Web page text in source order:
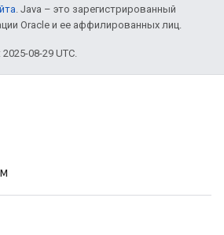
. Java – это зарегистрированный
Oracle и ее аффилированных лиц.
08-29 UTC.